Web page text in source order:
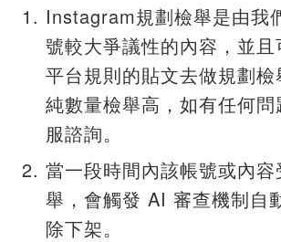
Instagram規劃檢舉是由我
號較大爭議性的內容，並
平台規則的貼文去做規劃
純數量檢舉高，如有任何
服諮詢。
當一段時間內該帳號或內容
舉，會觸發 AI 審查機制自
除下架。